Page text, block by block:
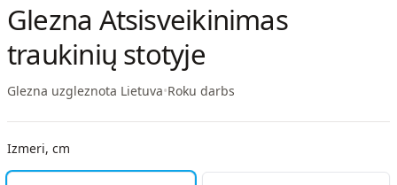
Glezna Atsisveikinimas
traukinių stotyje
Glezna uzgleznota Lietuva•Roku darbs
Izmeri, cm